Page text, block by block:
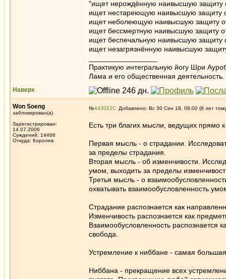
"ищет нерождённую наивысшую защиту
ищет нестареющую наивысшую защиту
ищет неболеющую наивысшую защиту
ищет бессмертную наивысшую защиту
ищет беспечальную наивысшую защиту
ищет незагрязнённую наивысшую
Практикую интегральную йогу Шри
Лама и его общественная деятельность.
Наверх
Won Soeng
заблокирован(а)
Зарегистрирован:
14.07.2006
Суждений: 14466
Откуда: Королев
№443022 Добавлено: Вс 30 Сен 18, 06:00 (8 лет
Есть три благих мысли, ведущих прямо
Первая мысль - о страдании.
за пределы страдания.
Вторая мысль - об изменчивости.
умом, выходить за пределы
Третья мысль - о
охватывать взаимообусловленность
Страдание распознается как
Изменчивость распознается как
Взаимообусловленность распознается
свобода.
Устремление к ниббане - самая большая
Ниббана - прекращение всех